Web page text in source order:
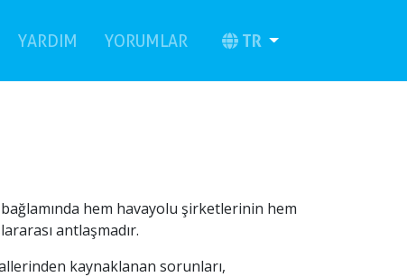
YARDIM YORUMLAR(current)TR
hem havayolu şirketlerinin hem
antlaşmadır.
kaynaklanan sorunları,